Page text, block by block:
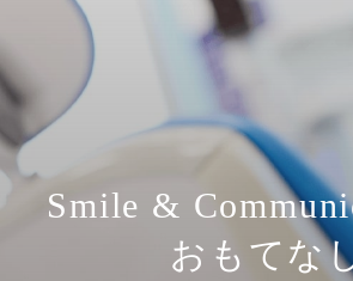
Smile &
おもてな